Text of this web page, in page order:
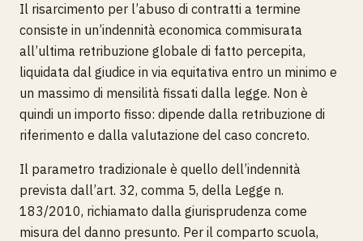
Il risarcimento per l’abuso di contratti a termine
consiste in un’indennità economica commisurata
all’ultima retribuzione globale di fatto percepita,
liquidata dal giudice in via equitativa entro un minimo e
un massimo di mensilità fissati dalla legge. Non è
quindi un importo fisso: dipende dalla retribuzione di
riferimento e dalla valutazione del caso concreto.
Il parametro tradizionale è quello dell’indennità
prevista dall’art. 32, comma 5, della Legge n.
183/2010, richiamato dalla giurisprudenza come
misura del danno presunto. Per il comparto scuola,